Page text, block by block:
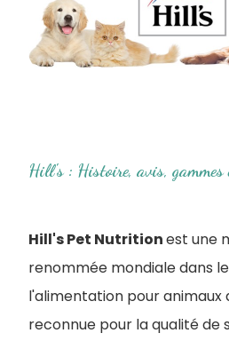
Hill's : Histoire, avis, gammes
Hill's Pet Nutritionest une
renommée mondiale dans
l'alimentation pour animaux
reconnue pour la qualité de